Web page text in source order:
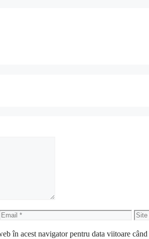
Email
Site
web
în acest navigator pentru data viitoare când